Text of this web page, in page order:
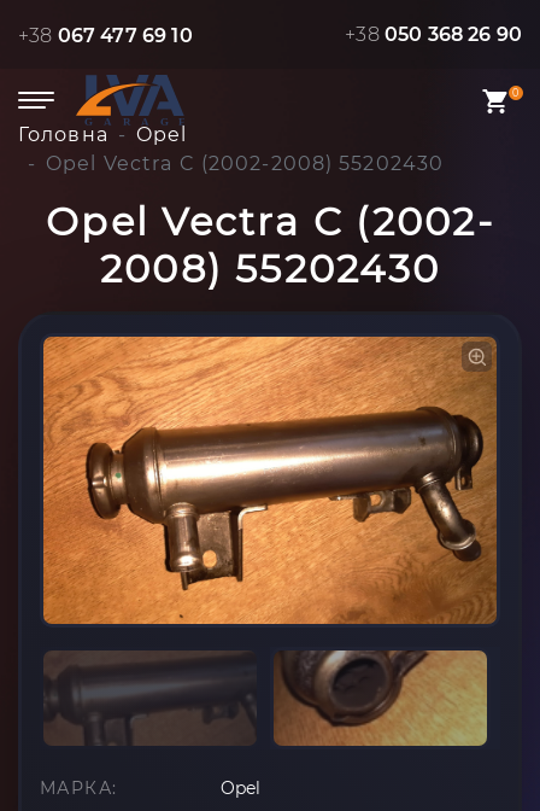
+38 067 477 69 10 +38 050 368 26 90
0
Головна
Opel
Opel Vectra C (2002-2008) 55202430
Opel Vectra C (2002-
2008) 55202430
МАРКА:
Opel